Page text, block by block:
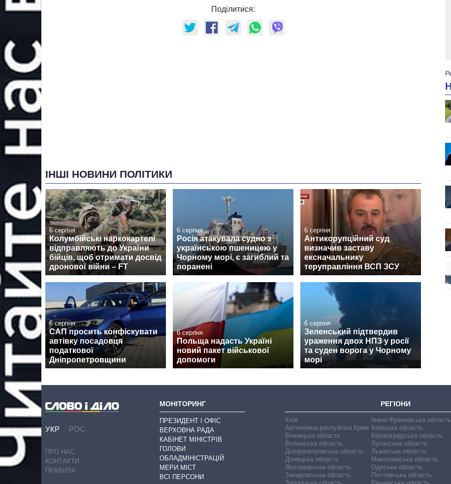
Поділитися:
ІНШІ НОВИНИ ПОЛІТИКИ
6 серпня
Колумбійські наркокартелі
відправляють до України
бійців, щоб отримати досвід
дронової війни – FT
6 серпня
Росія атакувала судно з
українською пшеницею у
Чорному морі, є загиблий та
поранені
6 серпня
Антикорупційний суд
визначив заставу
ексначальнику
теруправління ВСП ЗСУ
6 серпня
САП просить конфіскувати
автівку посадовця
податкової
Дніпропетровщини
6 серпня
Польща надасть Україні
новий пакет військової
допомоги
6 серпня
Зеленський підтвердив
ураження двох НПЗ у росії
та суден ворога у Чорному
морі
УКР РОС
ПРО НАС
КОНТАКТИ
ПРАВИЛА
МОНІТОРИНГ
ПРЕЗИДЕНТ І ОФІС
ВЕРХОВНА РАДА
КАБІНЕТ МІНІСТРІВ
ГОЛОВИ
ОБЛАДМІНІСТРАЦІЙ
МЕРИ МІСТ
ВСІ ПЕРСОНИ
РЕГІОНИ
Київ
Автономна республіка Крим
Вінницька область
Волинська область
Дніпропетровська область
Донецька область
Житомирська область
Закарпатська область
Івано-Франківська область
Київська область
Кіровоградська область
Луганська область
Львівська область
Миколаївська область
Одеська область
Полтавська область